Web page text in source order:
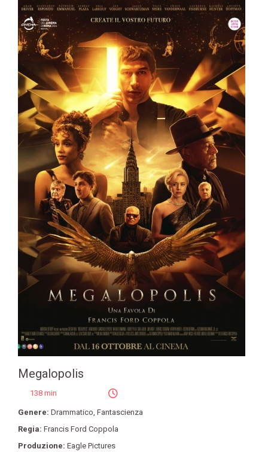
Megalopolis
138 min
Genere: Drammatico Fantascienza
Regia: Francis Ford Coppola
Produzione: Eagle Pictures